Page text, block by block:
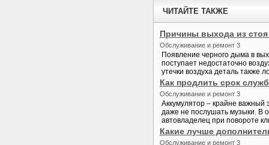
ЧИТАЙТЕ ТАКЖЕ
Причины выхода из
Обслуживание и ремонт 3
Появление черного дыма в
поступает недостаточно
утечки воздуха деталь также
Как продлить срок
Обслуживание и ремонт 3
Аккумулятор – крайне важный
даже не послушать музыки. В
автовладелец при повороте
Какие лучше
Обслуживание и ремонт 3